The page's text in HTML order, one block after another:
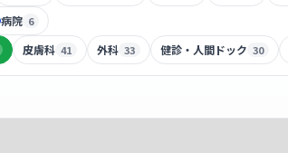
病院 6
皮膚科 41 外科 33 健診・人間ドック 30